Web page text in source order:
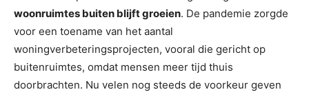
woonruimtes buiten blijft groeien. De pandemie zorgde
voor een toename van het aantal
woningverbeteringsprojecten, vooral die gericht op
buitenruimtes, omdat mensen meer tijd thuis
doorbrachten. Nu velen nog steeds de voorkeur geven